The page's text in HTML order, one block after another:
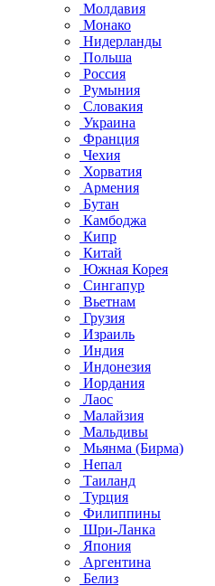
Молдавия
Монако
Нидерланды
Польша
Россия
Румыния
Словакия
Украина
Франция
Чехия
Хорватия
Армения
Бутан
Камбоджа
Кипр
Китай
Южная Корея
Сингапур
Вьетнам
Грузия
Израиль
Индия
Индонезия
Иордания
Лаос
Малайзия
Мальдивы
Мьянма (Бирма)
Непал
Таиланд
Турция
Филиппины
Шри-Ланка
Япония
Аргентина
Белиз